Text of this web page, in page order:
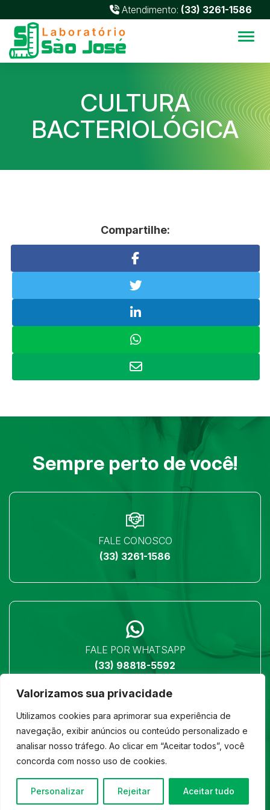
Valorizamos sua privacidade
Utilizamos cookies para aprimorar sua experiência de
navegação, exibir anúncios ou conteúdo personalizado e
analisar nosso tráfego. Ao clicar em “Aceitar todos”, você
concorda com nosso uso de cookies.
Personalizar Rejeitar Aceitar tudo
Atendimento: (33) 3261-1586
CULTURA
BACTERIOLÓGICA
Compartilhe:
Sempre perto de você!
FALE CONOSCO
(33) 3261-1586
FALE POR WHATSAPP
(33) 98818-5592
LOCALIZAÇÃO